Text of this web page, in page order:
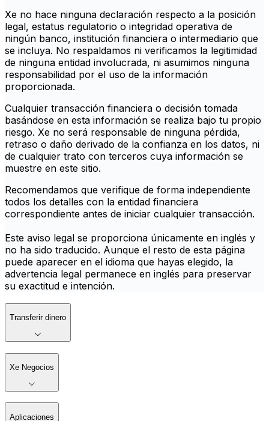
Xe no hace ninguna declaración respecto a la posición
legal, estatus regulatorio o integridad operativa de
ningún banco, institución financiera o intermediario que
se incluya. No respaldamos ni verificamos la legitimidad
de ninguna entidad involucrada, ni asumimos ninguna
responsabilidad por el uso de la información
proporcionada.
Cualquier transacción financiera o decisión tomada
basándose en esta información se realiza bajo tu propio
riesgo. Xe no será responsable de ninguna pérdida,
retraso o daño derivado de la confianza en los datos, ni
de cualquier trato con terceros cuya información se
muestre en este sitio.
Recomendamos que verifique de forma independiente
todos los detalles con la entidad financiera
correspondiente antes de iniciar cualquier transacción.
Este aviso legal se proporciona únicamente en inglés y
no ha sido traducido. Aunque el resto de esta página
puede aparecer en el idioma que hayas elegido, la
advertencia legal permanece en inglés para preservar
su exactitud e intención.
Transferir dinero
Xe Negocios
Aplicaciones